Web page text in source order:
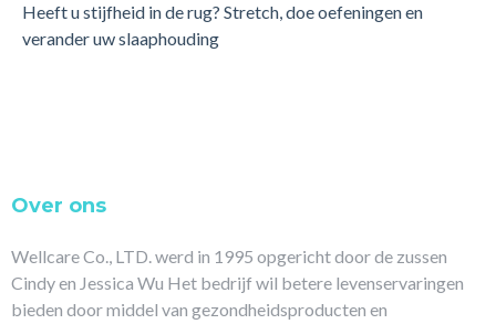
Heeft u stijfheid in de rug? Stretch, doe oefeningen en
verander uw slaaphouding
Over ons
Wellcare Co., LTD. werd in 1995 opgericht door de zussen
Cindy en Jessica Wu Het bedrijf wil betere levenservaringen
bieden door middel van gezondheidsproducten en